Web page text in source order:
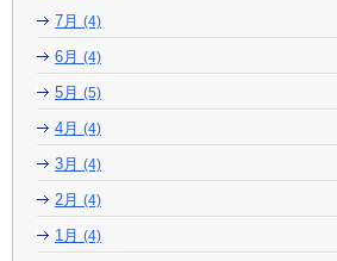
7月 (4)
6月 (4)
5月 (5)
4月 (4)
3月 (4)
2月 (4)
1月 (4)